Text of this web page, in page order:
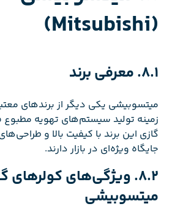
(Mitsubishi)
8.1. معرفی برند
میتسوبیشی یکی دیگر از برندهای
زمینه تولید سیستم‌های تهویه مطبوع
گازی این برند با کیفیت بالا و
جایگاه ویژه‌ای در بازار دارند.
8.2. ویژگی‌های کولرهای
میتسوبیشی